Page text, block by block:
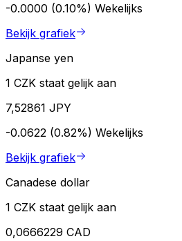
-0.0000 (0.10%) Wekelijks
Bekijk grafiek
Japanse yen
1 CZK staat gelijk aan
7,52861 JPY
-0.0622 (0.82%) Wekelijks
Bekijk grafiek
Canadese dollar
1 CZK staat gelijk aan
0,0666229 CAD